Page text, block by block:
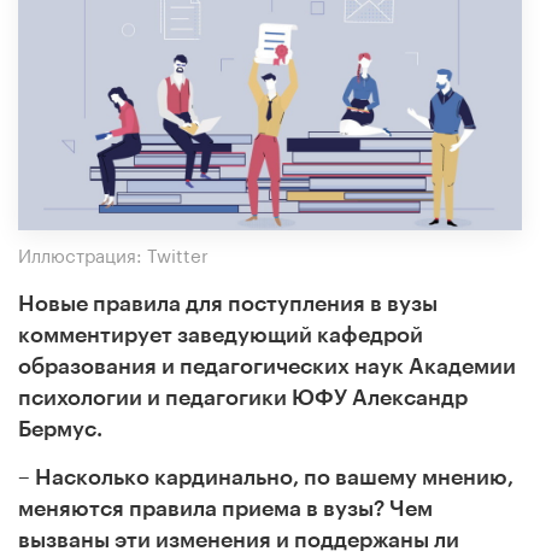
Иллюстрация: Twitter
Новые правила для поступления в вузы
комментирует заведующий кафедрой
образования и педагогических наук Академии
психологии и педагогики ЮФУ Александр
Бермус.
– Насколько кардинально, по вашему мнению,
меняются правила приема в вузы? Чем
вызваны эти изменения и поддержаны ли